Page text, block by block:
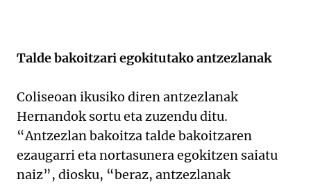
Talde bakoitzari egokitutako antzezlanak
Coliseoan ikusiko diren antzezlanak
Hernandok sortu eta zuzendu ditu.
“Antzezlan bakoitza talde bakoitzaren
ezaugarri eta nortasunera egokitzen saiatu
naiz”, diosku, “beraz, antzezlanak